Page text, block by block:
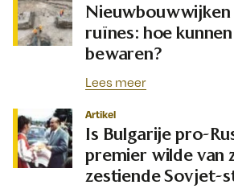
Nieuwbouwwijken
ruïnes: hoe
bewaren?
Lees meer
Artikel
Is Bulgarije pro-
premier wilde van
zestiende Sovjet-